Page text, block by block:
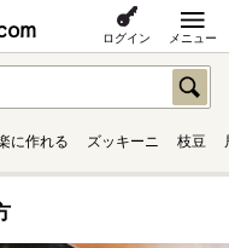
ログイン メニュー
に作れる ズッキーニ 枝豆